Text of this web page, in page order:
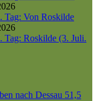
Tag: Von Roskilde
Tag: Roskilde (3. Juli.
nach Dessau 51,5